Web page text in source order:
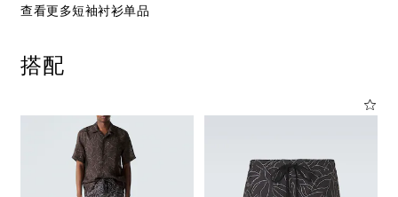
查看更多短袖衬衫单品
搭配